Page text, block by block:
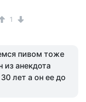
1
пивом тоже
из анекдота
лет а он ее до